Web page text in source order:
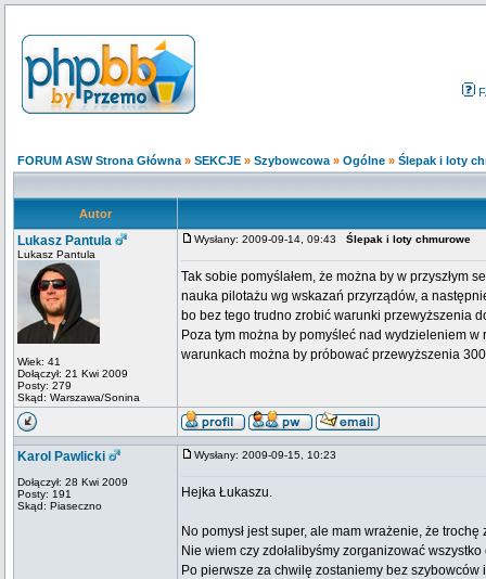
FORUM ASW Strona Główna » SEKCJE » Szybowcowa » Ogólne » Ślepak i loty
Autor
Lukasz Pantula
Lukasz Pantula
Wiek: 41
Dołączył: 21 Kwi 2009
Posty: 279
Skąd: Warszawa/Sonina
Wysłany: 2009-09-14, 09:43 Ślepak i loty chmurowe
Tak sobie pomyślałem, że można by w przyszłym
nauka pilotażu wg wskazań przyrządów, a
bo bez tego trudno zrobić warunki przewyższenia
Poza tym można by pomyśleć nad wydzieleniem
warunkach można by próbować przewyższenia
Karol Pawlicki
Dołączył: 28 Kwi 2009
Posty: 191
Skąd: Piaseczno
Wysłany: 2009-09-15, 10:23
Hejka Łukaszu.
No pomysł jest super, ale mam wrażenie, że trochę
Nie wiem czy zdołalibyśmy zorganizować
Po pierwsze za chwilę zostaniemy bez